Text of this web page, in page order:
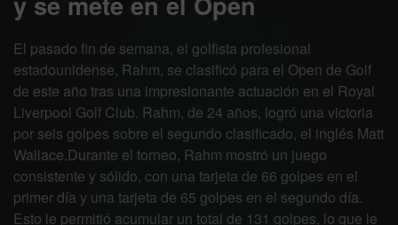
El pasado fin de semana, el golfista profesional
estadounidense, Rahm, se clasificó para el Open de Golf
de este año tras una impresionante actuación en el Royal
Liverpool Golf Club. Rahm, de 24 años, logró una victoria
por seis golpes sobre el segundo clasificado, el inglés Matt
Wallace.Durante el torneo, Rahm mostró un juego
consistente y sólido, con una tarjeta de 66 golpes en el
primer día y una tarjeta de 65 golpes en el segundo día.
Esto le permitió acumular un total de 131 golpes, lo que le